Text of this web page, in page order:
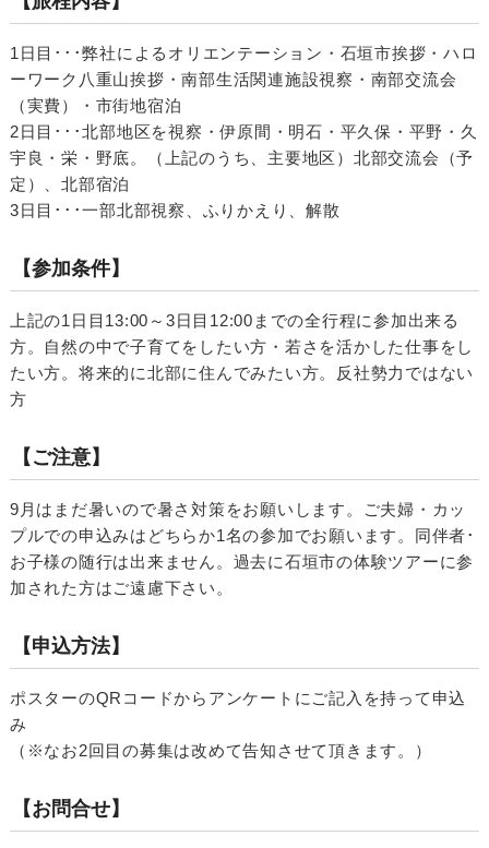
1日目･･･弊社によるオリエンテーション・石垣市挨拶・ハロ
ーワーク八重山挨拶・南部生活関連施設視察・南部交流会
（実費）・市街地宿泊
2日目･･･北部地区を視察・伊原間・明石・平久保・平野・久
宇良・栄・野底。（上記のうち、主要地区）北部交流会（予
定）、北部宿泊
3日目･･･一部北部視察、ふりかえり、解散
【参加条件】
上記の1日目13:00～3日目12:00までの全行程に参加出来る
方。自然の中で子育てをしたい方・若さを活かした仕事をし
たい方。将来的に北部に住んでみたい方。反社勢力ではない
方
【ご注意】
9月はまだ暑いので暑さ対策をお願いします。ご夫婦・カッ
プルでの申込みはどちらか1名の参加でお願います。同伴者･
お子様の随行は出来ません。過去に石垣市の体験ツアーに参
加された方はご遠慮下さい。
【申込方法】
ポスターのQRコードからアンケートにご記入を持って申込
み
（※なお2回目の募集は改めて告知させて頂きます。）
【お問合せ】